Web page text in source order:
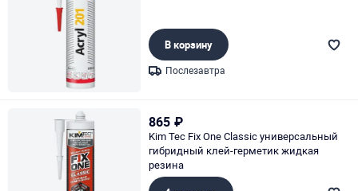
В корзину
Послезавтра
865 ₽
Kim Tec Fix One Classic универсальный
гибридный клей-герметик жидкая
резина